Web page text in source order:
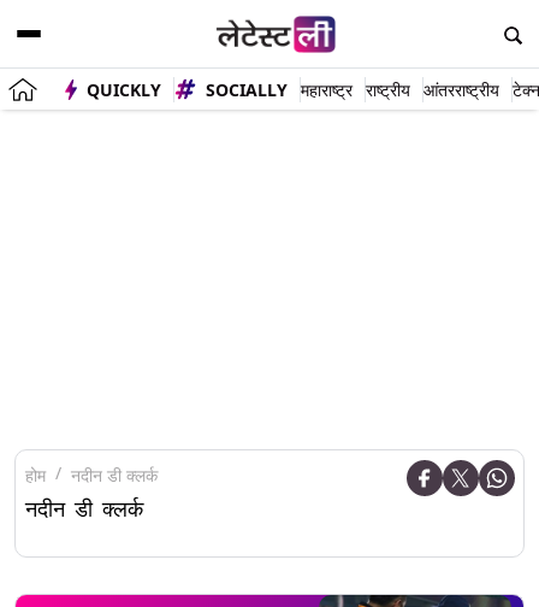
QUICKLY SOCIALLY महाराष्ट्र राष्ट्रीय आंतरराष्ट्रीय
होम नदीन डी क्लर्क
नदीन डी क्लर्क